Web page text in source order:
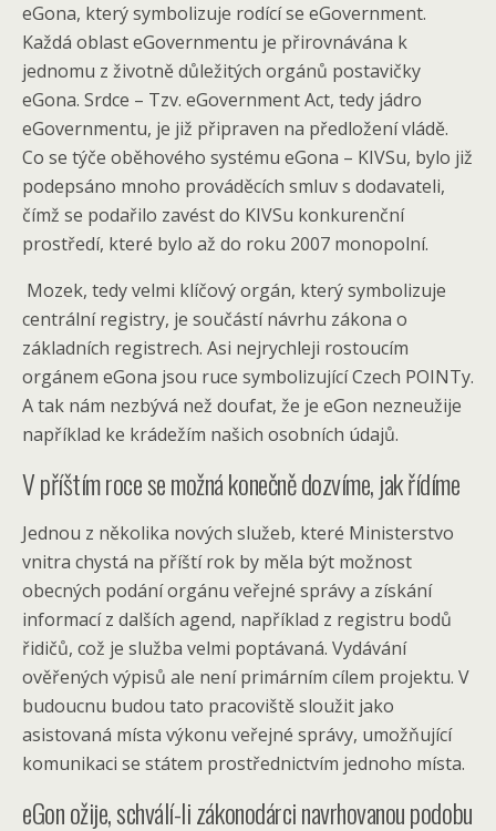
eGona, který symbolizuje rodící se eGovernment.
Každá oblast eGovernmentu je přirovnávána k
jednomu z životně důležitých orgánů postavičky
eGona. Srdce – Tzv. eGovernment Act, tedy jádro
eGovernmentu, je již připraven na předložení vládě.
Co se týče oběhového systému eGona – KIVSu, bylo již
podepsáno mnoho prováděcích smluv s dodavateli,
čímž se podařilo zavést do KIVSu konkurenční
prostředí, které bylo až do roku 2007 monopolní.
Mozek, tedy velmi klíčový orgán, který symbolizuje
centrální registry, je součástí návrhu zákona o
základních registrech. Asi nejrychleji rostoucím
orgánem eGona jsou ruce symbolizující Czech POINTy.
A tak nám nezbývá než doufat, že je eGon nezneužije
například ke krádežím našich osobních údajů.
V příštím roce se možná konečně dozvíme, jak řídíme
Jednou z několika nových služeb, které Ministerstvo
vnitra chystá na příští rok by měla být možnost
obecných podání orgánu veřejné správy a získání
informací z dalších agend, například z registru bodů
řidičů, což je služba velmi poptávaná. Vydávání
ověřených výpisů ale není primárním cílem projektu. V
budoucnu budou tato pracoviště sloužit jako
asistovaná místa výkonu veřejné správy, umožňující
komunikaci se státem prostřednictvím jednoho místa.
eGon ožije, schválí-li zákonodárci navrhovanou podobu